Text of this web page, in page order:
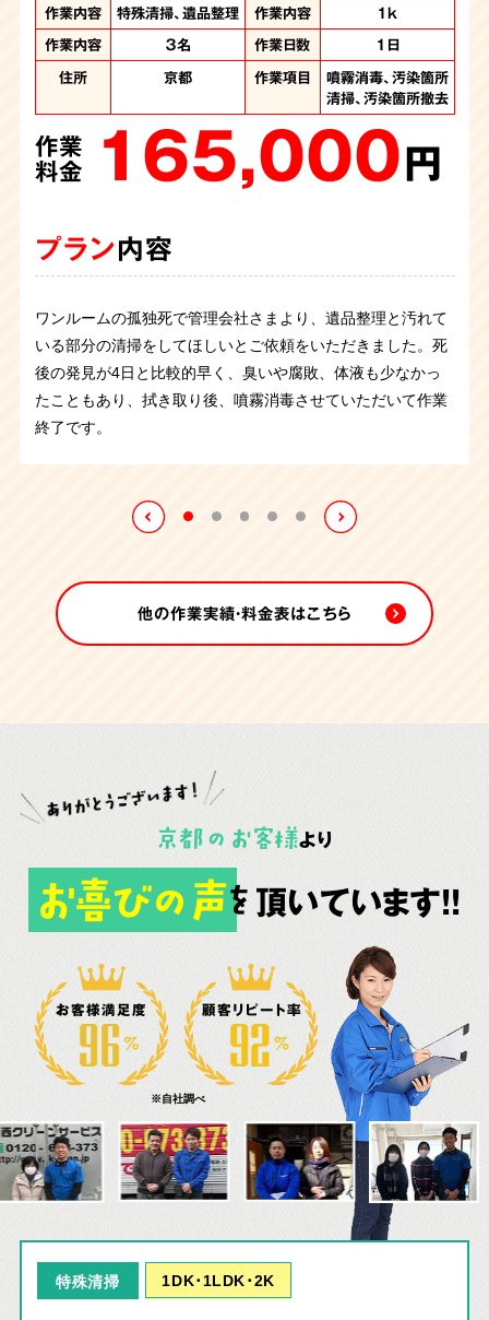
作業内容 特殊清掃、遺品整理 作業内容
1ｋ
作業内容
３名 作業日数
1日
住所
京都 作業項目
噴霧消毒、汚染箇所
清掃、汚染箇所撤去
作業
料金 165,000円
プラン内容
ワンルームの孤独死で管理会社さまより、遺品整理と汚れて
いる部分の清掃をしてほしいとご依頼をいただきました。死
後の発見が4日と比較的早く、臭いや腐敗、体液も少なかっ
たこともあり、拭き取り後、噴霧消毒させていただいて作業
終了です。
作業内容
特殊清掃、ゴミ屋敷
片付け
間取り 4LDK
作業人数 8名 作業時間
10時間
汚染か所清掃、汚染
か所撤去、大量の不
用品処分、遺品整理
作業 480,000
プラン内容
京都府のお客さまより、ゴミ屋敷で孤独死されたというご依
頼を受け、片付けに伴い遺品整理と特殊清掃を承りました。
孤独死現場ということで特殊清掃と遺品整理、そして部屋の
片付けをさせていただきました。現場は刺激臭と大量の害虫
が繁殖していたので大変な作業になりました。丸2日かけて
の作業となりましたが無事に終えることが出来ました。
作業内容 特殊清掃、遺品整理 間取り
3DK
作業人数
7名 作業日数
2日
住所
京都 作業項目
遺品整理、噴霧消
毒、汚染箇所清掃、
汚染箇所撤去、汚染
箇所解体、オゾン施
工
料金 880,000
プラン内容
トイレでの孤独死、特殊清掃作業です。死後発見が遅かった
ので腐敗が進行し体液が下地にも広がっていました。異臭も
発生していたので体液が染みた床など汚染箇所は全て取り払
ってオゾン施工を行うことになりました。作業が終わるとご
作業内容
遺品整理、ゴミ屋敷
片付け
間取り 4LDKの主に1階
作業人数 計8名 作業時間
2日間
遺品整理、大量の不
用品回収、噴霧消
毒、汚染物の撤去
作業 360,000
プラン内容
ここ最近、ゴミ屋敷で孤独死されたというご依頼がいくつか
ありましたが、コチラも同じ状況です。しかし今回は丸2日
の作業となり特に大変でした。ご遺体は死後すぐに搬送され
たとの事で孤独死の現場特有の異臭はありませんでしたがゴ
ミの中に大量の害虫が繁殖していたのです。1日目は害虫が
動き回る中で片付け、作業終了後に害虫駆除剤を燻煙し、2
日目の作業に入りました。
作業内容 特殊清掃、遺品整理 間取り
3K
作業人数
5名 作業日数
1日
住所
京都 作業項目
遺品整理、噴霧消
毒、汚染箇所清掃、
汚染箇所撤去
作業
料金 220,000円
プラン内容
親族から孤独死の特殊清掃のご依頼です。ベットの上でお亡
くなられたようで臭いがある状態でした。しかし、布団やベ
ッドを運び出して片付けていくうちに臭いはやわらぎ、作業
後に噴霧消毒させていただきました。作業中に出てきたお写
他の作業実績・料金表はこちら
京都 の お客様より
お喜びの声を 頂いています!!
お客様満足度 顧客リピート率
※自社調べ
特殊清掃 1DK･1LDK･2K